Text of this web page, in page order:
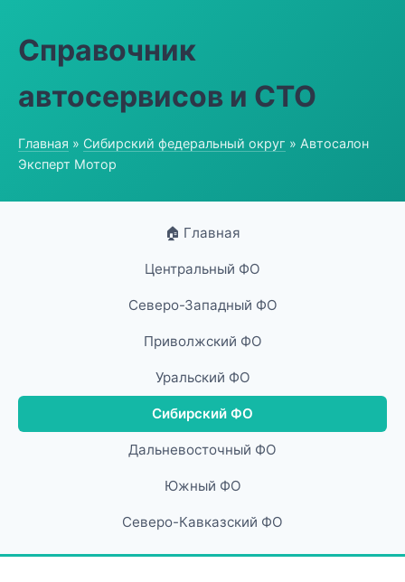
Справочник
автосервисов и СТО
Главная » Сибирский федеральный округ » Автосалон
Эксперт Мотор
🏠 Главная
Центральный ФО
Северо-Западный ФО
Приволжский ФО
Уральский ФО
Сибирский ФО
Дальневосточный ФО
Южный ФО
Северо-Кавказский ФО